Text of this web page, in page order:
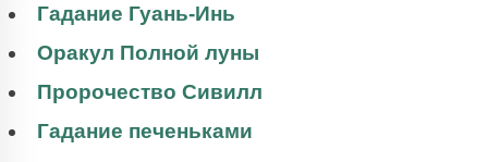
Гадание Гуань-Инь
Оракул Полной луны
Пророчество Сивилл
Гадание печеньками